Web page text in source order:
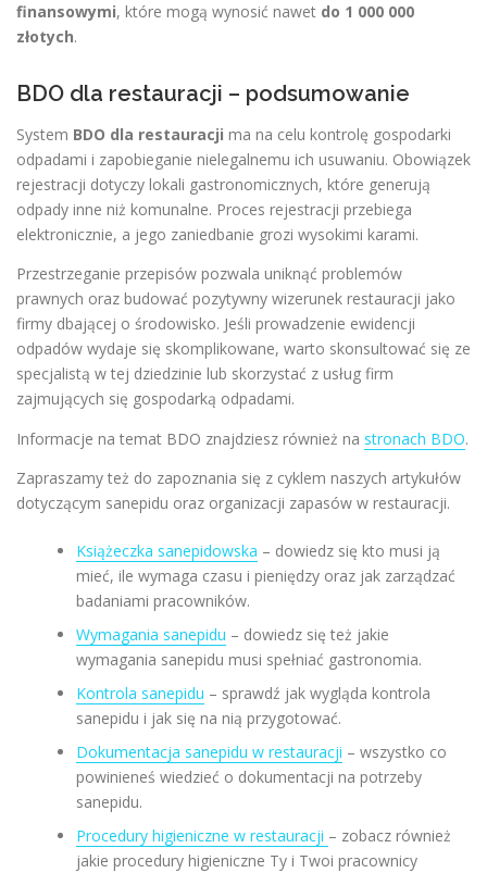
finansowymi, które mogą wynosić nawet do 1 000 000
złotych.
BDO dla restauracji – podsumowanie
System BDO dla restauracji ma na celu kontrolę gospodarki
odpadami i zapobieganie nielegalnemu ich usuwaniu. Obowiązek
rejestracji dotyczy lokali gastronomicznych, które generują
odpady inne niż komunalne. Proces rejestracji przebiega
elektronicznie, a jego zaniedbanie grozi wysokimi karami.
Przestrzeganie przepisów pozwala uniknąć problemów
prawnych oraz budować pozytywny wizerunek restauracji jako
firmy dbającej o środowisko. Jeśli prowadzenie ewidencji
odpadów wydaje się skomplikowane, warto skonsultować się ze
specjalistą w tej dziedzinie lub skorzystać z usług firm
zajmujących się gospodarką odpadami.
Informacje na temat BDO znajdziesz również na stronach BDO.
Zapraszamy też do zapoznania się z cyklem naszych artykułów
dotyczącym sanepidu oraz organizacji zapasów w restauracji.
Książeczka sanepidowska – dowiedz się kto musi ją
mieć, ile wymaga czasu i pieniędzy oraz jak zarządzać
badaniami pracowników.
Wymagania sanepidu – dowiedz się też jakie
wymagania sanepidu musi spełniać gastronomia.
Kontrola sanepidu – sprawdź jak wygląda kontrola
sanepidu i jak się na nią przygotować.
Dokumentacja sanepidu w restauracji – wszystko co
powinieneś wiedzieć o dokumentacji na potrzeby
sanepidu.
Procedury higieniczne w restauracji – zobacz również
jakie procedury higieniczne Ty i Twoi pracownicy